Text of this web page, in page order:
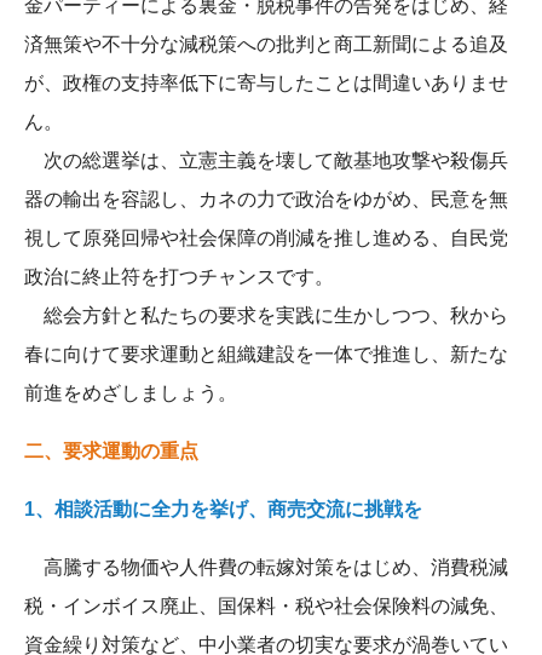
金パーティーによる裏金・脱税事件の告発をはじめ、経
済無策や不十分な減税策への批判と商工新聞による追及
が、政権の支持率低下に寄与したことは間違いありませ
ん。
次の総選挙は、立憲主義を壊して敵基地攻撃や殺傷兵
器の輸出を容認し、カネの力で政治をゆがめ、民意を無
視して原発回帰や社会保障の削減を推し進める、自民党
政治に終止符を打つチャンスです。
総会方針と私たちの要求を実践に生かしつつ、秋から
春に向けて要求運動と組織建設を一体で推進し、新たな
前進をめざしましょう。
二、要求運動の重点
1、相談活動に全力を挙げ、商売交流に挑戦を
高騰する物価や人件費の転嫁対策をはじめ、消費税減
税・インボイス廃止、国保料・税や社会保険料の減免、
資金繰り対策など、中小業者の切実な要求が渦巻いてい